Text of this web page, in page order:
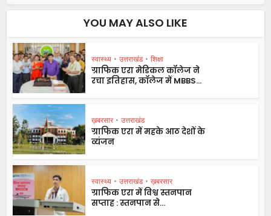
YOU MAY ALSO LIKE
स्वास्थ्य • उत्तराखंड • शिक्षा
ग्राफिक एरा मेडिकल कॉलेज ने
रचा इतिहास, कॉलेज में MBBS...
ख़बरसार • उत्तराखंड
ग्राफिक एरा में महके आठ देशों के
व्यंजन
स्वास्थ्य • उत्तराखंड • ख़बरसार
ग्राफिक एरा में विश्व स्तनपान
सप्ताह : स्तनपान से...